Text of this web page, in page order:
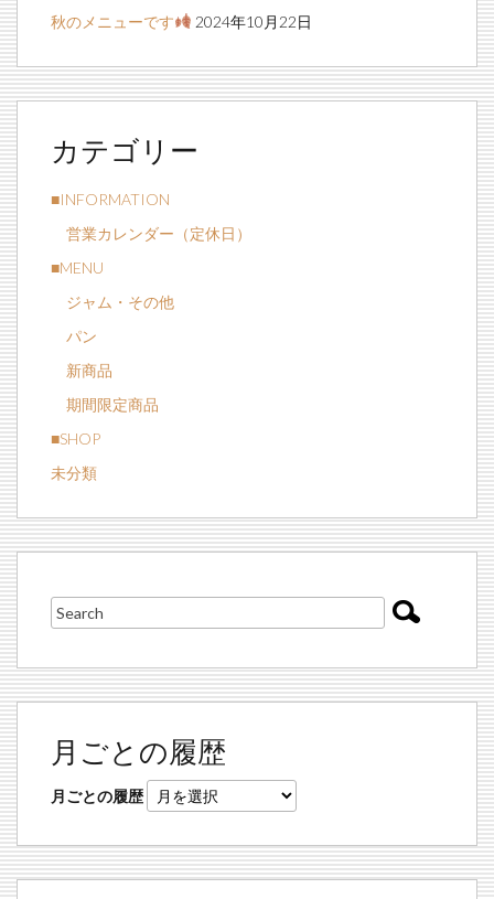
秋のメニューです 2024年10月22日
カテゴリー
■INFORMATION
営業カレンダー（定休日）
■MENU
ジャム・その他
パン
新商品
期間限定商品
■SHOP
未分類
月ごとの履歴
月ごとの履歴